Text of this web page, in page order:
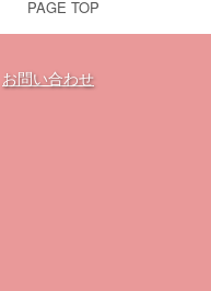
PAGE TOP
お問い合わせ